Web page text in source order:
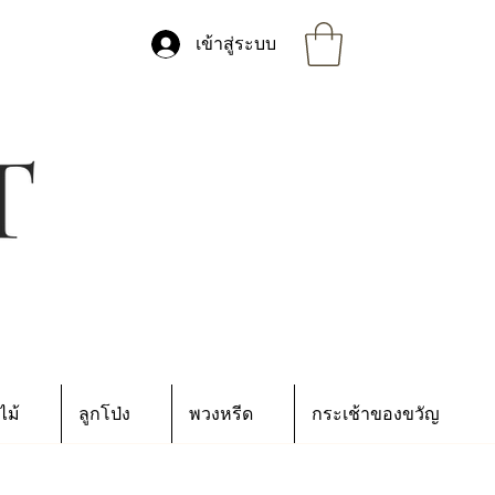
เข้าสู่ระบบ
ม้ ลูกโป่ง พวงหรีด กระเช้าของขวัญ